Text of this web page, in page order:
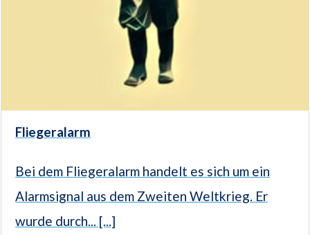
Fliegeralarm
Bei dem Fliegeralarm handelt es sich um ein
Alarmsignal aus dem Zweiten Weltkrieg. Er
wurde durch... [...]